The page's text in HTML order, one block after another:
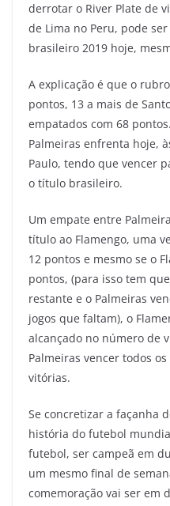
derrotar o River Plate de
de Lima no Peru, pode
brasileiro 2019 hoje,
A explicação é que o
pontos, 13 a mais de
empatados com 68
Palmeiras enfrenta hoje,
Paulo, tendo que vencer
o título brasileiro.
Um empate entre
título ao Flamengo, uma
12 pontos e mesmo se o
pontos, (para isso tem
restante e o Palmeiras
jogos que faltam), o
alcançado no número de
Palmeiras vencer todos
vitórias.
Se concretizar a façanha
história do futebol
futebol, ser campeã em
um mesmo final de
comemoração vai ser em